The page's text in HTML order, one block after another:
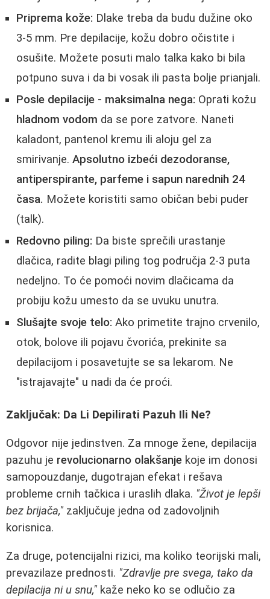
Priprema kože: Dlake treba da budu dužine oko
3-5 mm. Pre depilacije, kožu dobro očistite i
osušite. Možete posuti malo talka kako bi bila
potpuno suva i da bi vosak ili pasta bolje prianjali.
Posle depilacije - maksimalna nega: Oprati kožu
hladnom vodom da se pore zatvore. Naneti
kaladont, pantenol kremu ili aloju gel za
smirivanje. Apsolutno izbeći dezodoranse,
antiperspirante, parfeme i sapun narednih 24
časa. Možete koristiti samo običan bebi puder
(talk).
Redovno piling: Da biste sprečili urastanje
dlačica, radite blagi piling tog područja 2-3 puta
nedeljno. To će pomoći novim dlačicama da
probiju kožu umesto da se uvuku unutra.
Slušajte svoje telo: Ako primetite trajno crvenilo,
otok, bolove ili pojavu čvorića, prekinite sa
depilacijom i posavetujte se sa lekarom. Ne
"istrajavajte" u nadi da će proći.
Zaključak: Da Li Depilirati Pazuh Ili Ne?
Odgovor nije jedinstven. Za mnoge žene, depilacija
pazuhu je revolucionarno olakšanje koje im donosi
samopouzdanje, dugotrajan efekat i rešava
probleme crnih tačkica i uraslih dlaka. "Život je lepši
bez brijača," zaključuje jedna od zadovoljnih
korisnica.
Za druge, potencijalni rizici, ma koliko teorijski mali,
prevazilaze prednosti. "Zdravlje pre svega, tako da
depilacija ni u snu," kaže neko ko se odlučio za